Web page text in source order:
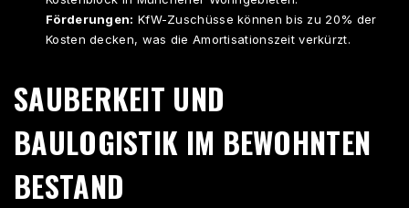
Förderungen: KfW-Zuschüsse können bis zu 20% der
Kosten decken, was die Amortisationszeit verkürzt.
SAUBERKEIT UND
BAULOGISTIK IM BEWOHNTEN
BESTAND